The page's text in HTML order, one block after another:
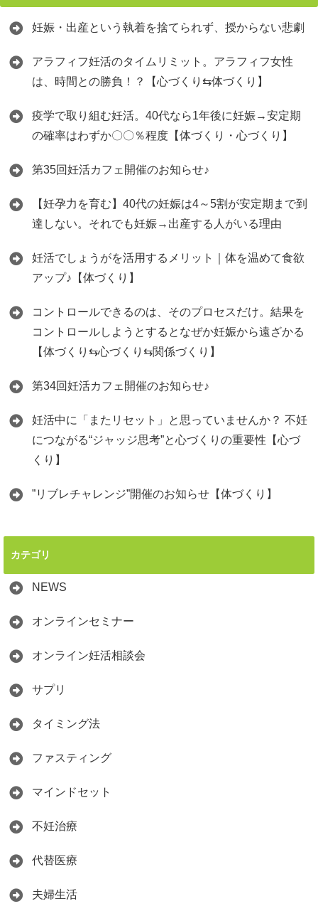
妊娠・出産という執着を捨てられず、授からない悲劇
アラフィフ妊活のタイムリミット。アラフィフ女性
は、時間との勝負！？【心づくり⇆体づくり】
疫学で取り組む妊活。40代なら1年後に妊娠→安定期
の確率はわずか〇〇％程度【体づくり・心づくり】
第35回妊活カフェ開催のお知らせ♪
【妊孕力を育む】40代の妊娠は4～5割が安定期まで到
達しない。それでも妊娠→出産する人がいる理由
妊活でしょうがを活用するメリット｜体を温めて食欲
アップ♪【体づくり】
コントロールできるのは、そのプロセスだけ。結果を
コントロールしようとするとなぜか妊娠から遠ざかる
【体づくり⇆心づくり⇆関係づくり】
第34回妊活カフェ開催のお知らせ♪
妊活中に「またリセット」と思っていませんか？ 不妊
につながる“ジャッジ思考”と心づくりの重要性【心づ
くり】
”リブレチャレンジ”開催のお知らせ【体づくり】
カテゴリ
NEWS
オンラインセミナー
オンライン妊活相談会
サプリ
タイミング法
ファスティング
マインドセット
不妊治療
代替医療
夫婦生活